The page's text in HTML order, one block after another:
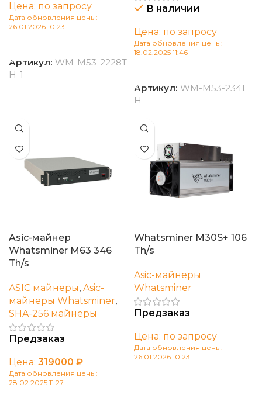
Цена: по запросу
Дата обновления цены:
26.01.2026 10:23
Артикул: WM-M53-2228T
H-1
В наличии
Цена: по запросу
Дата обновления цены:
18.02.2025 11:46
Артикул: WM-M53-234T
H
Asic-майнер
Whatsminer M63 346
Th/s
ASIC майнеры, Asic-
майнеры Whatsminer,
SHA-256 майнеры
Предзаказ
Цена: 319000 ₽
Дата обновления цены:
28.02.2025 11:27
Whatsminer M30S+ 106
Th/s
Asic-майнеры
Whatsminer
Предзаказ
Цена: по запросу
Дата обновления цены:
26.01.2026 10:23